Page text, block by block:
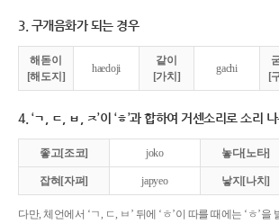
3. 구개음화가 되는 경우
해돋이
[해도지]
haedoji
같이
[가치]
gachi
[
4. ‘ㄱ, ㄷ, ㅂ, ㅈ’이 ‘ㅎ’과 합하여 거센소리로 소리
좋고[조코] joko 놓다[노타]
잡혀[자펴] japyeo 낳지[나치]
다만, 체언에서 ‘ㄱ, ㄷ, ㅂ’ 뒤에 ‘ㅎ’이 따를 때에는 ‘ㅎ’을